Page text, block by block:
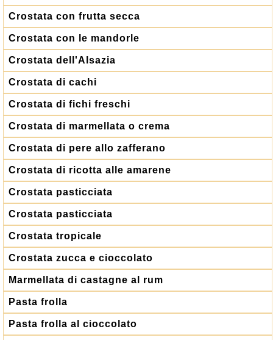
Crostata con frutta secca
Crostata con le mandorle
Crostata dell'Alsazia
Crostata di cachi
Crostata di fichi freschi
Crostata di marmellata o crema
Crostata di pere allo zafferano
Crostata di ricotta alle amarene
Crostata pasticciata
Crostata pasticciata
Crostata tropicale
Crostata zucca e cioccolato
Marmellata di castagne al rum
Pasta frolla
Pasta frolla al cioccolato